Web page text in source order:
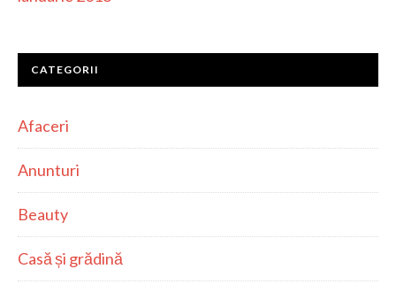
CATEGORII
Afaceri
Anunturi
Beauty
Casă și grădină